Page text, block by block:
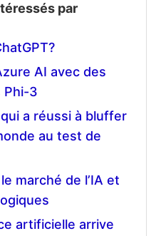
par
AI avec des
Phi-3
a réussi à bluffer
au test de
marché de l’IA et
artificielle arrive